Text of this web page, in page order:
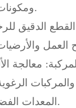
ومكونات البناء والآلات الصناعية.
القطع الدقيق
معالجة
والمركبات
المعدات الفضائية والبحرية والرياضية.